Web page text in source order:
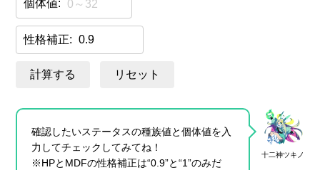
個体値:
性格補正:
計算する リセット
十二神ツキノ
確認したいステータスの種族値と個体値を入
力してチェックしてみてね！
※HPとMDFの性格補正は“0.9”と“1”のみだ